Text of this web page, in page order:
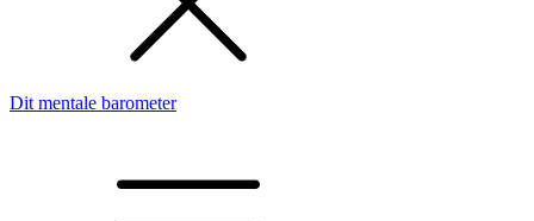
Dit mentale barometer